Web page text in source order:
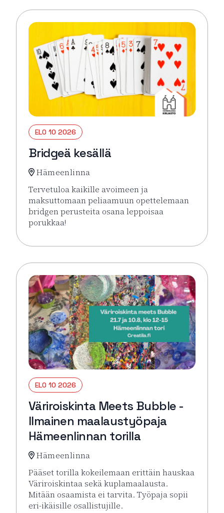
ELO 10 2026
Bridgeä kesällä
Hämeenlinna
Tervetuloa kaikille avoimeen ja
maksuttomaan peliaamuun opettelemaan
bridgen perusteita osana leppoisaa
porukkaa!
ELO 10 2026
Väriroiskinta Meets Bubble -
Ilmainen maalaustyöpaja
Hämeenlinnan torilla
Hämeenlinna
Pääset torilla kokeilemaan erittäin hauskaa
Väriroiskintaa sekä kuplamaalausta.
Mitään osaamista ei tarvita. Työpaja sopii
eri-ikäisille osallistujille.